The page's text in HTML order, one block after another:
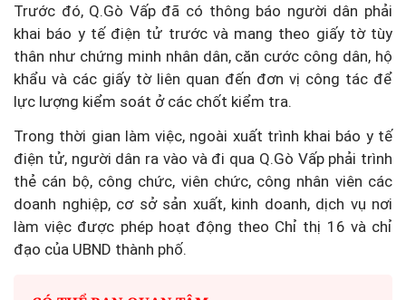
Trước đó, Q.Gò Vấp đã có thông báo người dân phải
khai báo y tế điện tử trước và mang theo giấy tờ tùy
thân như chứng minh nhân dân, căn cước công dân, hộ
khẩu và các giấy tờ liên quan đến đơn vị công tác để
lực lượng kiểm soát ở các chốt kiểm tra.
Trong thời gian làm việc, ngoài xuất trình khai báo y tế
điện tử, người dân ra vào và đi qua Q.Gò Vấp phải trình
thẻ cán bộ, công chức, viên chức, công nhân viên các
doanh nghiệp, cơ sở sản xuất, kinh doanh, dịch vụ nơi
làm việc được phép hoạt động theo Chỉ thị 16 và chỉ
đạo của UBND thành phố.